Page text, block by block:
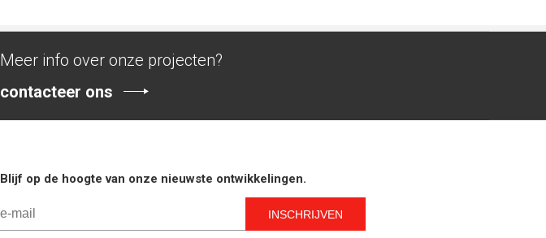
Meer info over onze projecten?
contacteer ons
Blijf op de hoogte van onze nieuwste ontwikkelingen.